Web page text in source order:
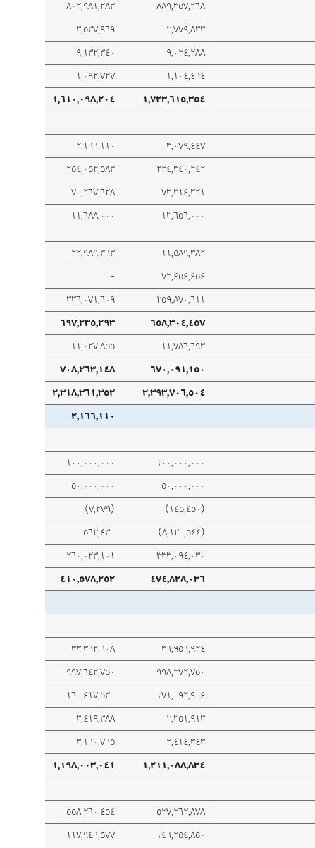
٨٨٩,٣٥٧,٢٦٨
٨٠٢,٩٨١,٢٨٣
٢,٧٧٩,٨٣٣
٣,٥٣٧,٩٦٩
٩,٠٢٤,٢٨٨
٩,١٣٢,٣٤٠
١,١٠٤,٤٦٤
١,٠٩٢,٧٢٧
١,٧٢٣,٦١٥,٣٥٤
١,٦١٠,٠٩٨,٢٠٤
٣,٠٧٩,٤٤٧
٢,١٦٦,١١٠
٢٢٤,٣٤٠,٢٤٢
٢٥٤,٠٥٢,٥٨٣
٧٣,٣١٤,٣٢١
٧٠,٢٦٧,٦٢٨
١٣,٦٥٦,٠٠٠
١١,٦٨٨,٠٠٠
١١,٥٨٩,٣٨٢
٢٢,٩٨٩,٣٦٣
٧٢,٤٥٤,٤٥٤
‑
٢٥٩,٨٧٠,٦١١
٣٣٦,٠٧١,٦٠٩
٦٥٨,٣٠٤,٤٥٧
٦٩٧,٢٣٥,٢٩٣
١١,٧٨٦,٦٩٣
١١,٠٢٧,٨٥٥
٦٧٠,٠٩١,١٥٠
٧٠٨,٢٦٣,١٤٨
٢,٣٩٣,٧٠٦,٥٠٤
٢,٣١٨,٣٦١,٣٥٢
٢,١٦٦,١١٠
١٠٠,٠٠٠,٠٠٠
١٠٠,٠٠٠,٠٠٠
٥٠,٠٠٠,٠٠٠
٥٠,٠٠٠,٠٠٠
(١٤٥,٤٥٠)
(٧,٢٧٩)
(٨,١٢٠,٥٤٤)
٥٦٢,٤٣٠
٣٣٣,٠٩٤,٠٣٠
٢٦٠,٠٢٣,١٠١
٤٧٤,٨٢٨,٠٣٦
٤١٠,٥٧٨,٢٥٢
٣٦,٩٥٦,٩٢٤
٣٣,٣٦٢,٦٠٨
٩٩٨,٢٧٢,٧٥٠
٩٩٧,٦٤٢,٧٥٠
١٧١,٠٩٢,٩٠٤
١٦٠,٤١٧,٥٣٠
٢,٣٥١,٩١٣
٣,٤١٩,٣٨٨
٢,٤١٤,٣٤٣
٣,١٦٠,٧٦٥
١,٢١١,٠٨٨,٨٣٤
١,١٩٨,٠٠٣,٠٤١
٥٢٧,٢٦٢,٨٧٨
٥٥٨,٢٦٠,٤٥٤
١٤٦,٢٥٤,٨٥٠
١١٧,٩٤٦,٥٧٧